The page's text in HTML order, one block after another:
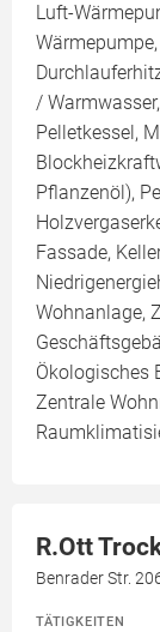
Luft-
/
Pelletkessel,
Pflanzenöl),
Fassade,
Wohnanlage,
Ökologisches
Zentrale
R.Ott
Benrader Str.
TÄTIGKEITEN